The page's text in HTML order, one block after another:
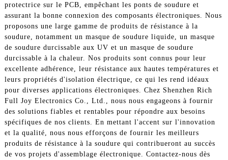
protectrice sur le PCB, empêchant les ponts de soudure et
assurant la bonne connexion des composants électroniques. Nous
proposons une large gamme de produits de résistance à la
soudure, notamment un masque de soudure liquide, un masque
de soudure durcissable aux UV et un masque de soudure
durcissable à la chaleur. Nos produits sont connus pour leur
excellente adhérence, leur résistance aux hautes températures et
leurs propriétés d'isolation électrique, ce qui les rend idéaux
pour diverses applications électroniques. Chez Shenzhen Rich
Full Joy Electronics Co., Ltd., nous nous engageons à fournir
des solutions fiables et rentables pour répondre aux besoins
spécifiques de nos clients. En mettant l'accent sur l'innovation
et la qualité, nous nous efforçons de fournir les meilleurs
produits de résistance à la soudure qui contribueront au succès
de vos projets d'assemblage électronique. Contactez-nous dès